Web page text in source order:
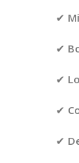
✔
✔
✔
✔
✔